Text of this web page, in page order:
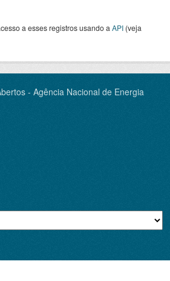
a esses registros usando a API (veja
- Agência Nacional de Energia